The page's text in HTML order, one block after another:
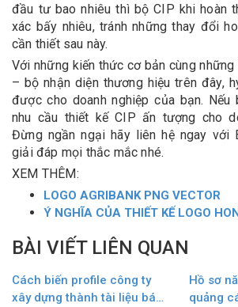
đầu tư bao nhiêu thì bộ CIP khi hoàn
xác bấy nhiêu, tránh những thay đổi
cần thiết sau này.
Với những kiến thức cơ bản cùng
– bộ nhận diện thương hiệu trên đây,
được cho doanh nghiệp của bạn. Nếu
nhu cầu thiết kế CIP ấn tượng cho
Đừng ngần ngại hãy liên hệ ngay với
giải đáp mọi thắc mắc nhé.
XEM THÊM:
LOGO AGRIBANK PNG VECTOR
Ý NGHĨA CỦA THIẾT KẾ LOGO
BÀI VIẾT LIÊN QUAN
Cách biến profile công ty
xây dựng thành tài liệu bán
Hồ sơ
quảng